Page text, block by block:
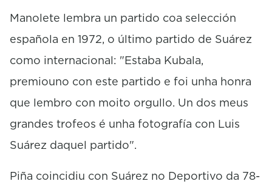
Manolete lembra un partido coa selección
española en 1972, o último partido de Suárez
como internacional: "Estaba Kubala,
premiouno con este partido e foi unha honra
que lembro con moito orgullo. Un dos meus
grandes trofeos é unha fotografía con Luis
Suárez daquel partido".
Piña coincidiu con Suárez no Deportivo da 78-